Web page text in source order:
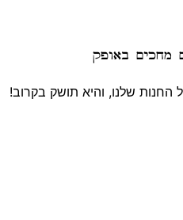
מחכים באופק
שלנו, והיא תושק בקרוב!